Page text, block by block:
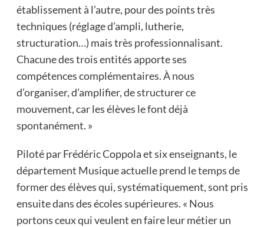
établissement à l’autre, pour des points très
techniques (réglage d’ampli, lutherie,
structuration…) mais très professionnalisant.
Chacune des trois entités apporte ses
compétences complémentaires. À nous
d’organiser, d’amplifier, de structurer ce
mouvement, car les élèves le font déjà
spontanément. »
Piloté par Frédéric Coppola et six enseignants, le
département Musique actuelle prend le temps de
former des élèves qui, systématiquement, sont pris
ensuite dans des écoles supérieures. « Nous
portons ceux qui veulent en faire leur métier un